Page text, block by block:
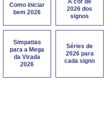
Como iniciar
bem 2026
2026 dos
signos
Simpatias
para a Mega
da Virada
2026
Séries de
2026 para
cada signo